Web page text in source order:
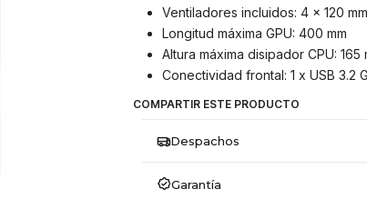
Ventiladores incluidos: 4 x 120
Longitud máxima GPU: 400 mm
Altura máxima disipador CPU: 165
Conectividad frontal: 1 x USB 3.2
COMPARTIR ESTE PRODUCTO
Despachos
Garantía